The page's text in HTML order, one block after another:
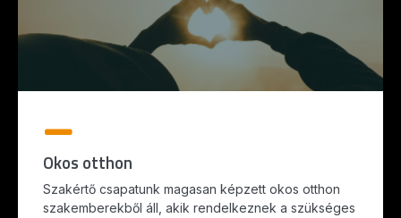
Okos otthon
Szakértő csapatunk magasan képzett okos otthon
szakemberekből áll, akik rendelkeznek a szükséges